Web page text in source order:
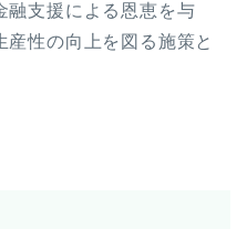
融支援による恩恵を与
産性の向上を図る施策と